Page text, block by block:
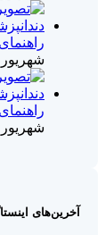
شهریور 12, 1404
شهریور 11, 1404
آخرین‌های